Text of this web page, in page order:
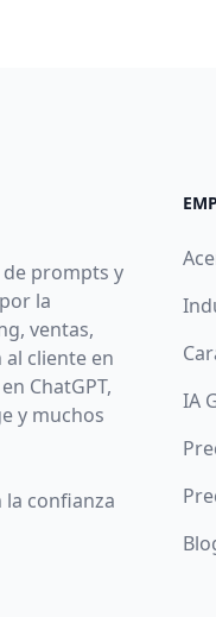
prompts y
la
ventas,
cliente en
ChatGPT,
y muchos
la confianza
IA